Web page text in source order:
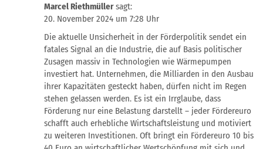
Marcel Riethmüller sagt:
20. November 2024 um 7:28 Uhr
Die aktuelle Unsicherheit in der Förderpolitik sendet ein
fatales Signal an die Industrie, die auf Basis politischer
Zusagen massiv in Technologien wie Wärmepumpen
investiert hat. Unternehmen, die Milliarden in den Ausbau
ihrer Kapazitäten gesteckt haben, dürfen nicht im Regen
stehen gelassen werden. Es ist ein Irrglaube, dass
Förderung nur eine Belastung darstellt – jeder Fördereuro
schafft auch erhebliche Wirtschaftsleistung und motiviert
zu weiteren Investitionen. Oft bringt ein Fördereuro 10 bis